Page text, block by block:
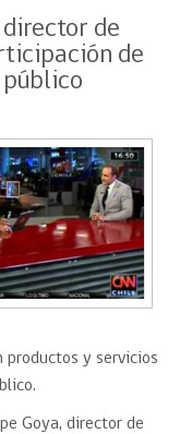
director de
de
público
productos y servicios
Goya, director de